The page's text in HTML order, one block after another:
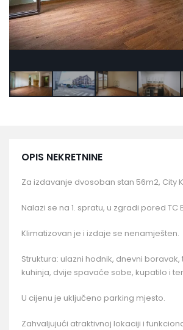
OPIS NEKRETNINE
Za izdavanje dvosoban stan 56m2, City
Nalazi se na 1. spratu, u zgradi pored TC
Klimatizovan je i izdaje se nenamješten.
Struktura: ulazni hodnik, dnevni
kuhinja, dvije spavaće sobe, kupatilo i
U cijenu je uključeno parking mjesto.
Zahvaljujući atraktivnoj lokaciji i